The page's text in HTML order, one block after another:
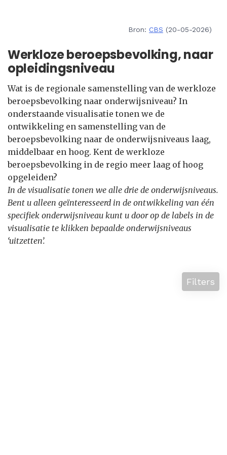
Bron: CBS (20-05-2026)
Werkloze beroepsbevolking, naar
opleidingsniveau
Wat is de regionale samenstelling van de werkloze
beroepsbevolking naar onderwijsniveau? In
onderstaande visualisatie tonen we de
ontwikkeling en samenstelling van de
beroepsbevolking naar de onderwijsniveaus laag,
middelbaar en hoog. Kent de werkloze
beroepsbevolking in de regio meer laag of hoog
opgeleiden?
In de visualisatie tonen we alle drie de onderwijsniveaus.
Bent u alleen geïnteresseerd in de ontwikkeling van één
specifiek onderwijsniveau kunt u door op de labels in de
visualisatie te klikken bepaalde onderwijsniveaus
‘uitzetten’.
Filters